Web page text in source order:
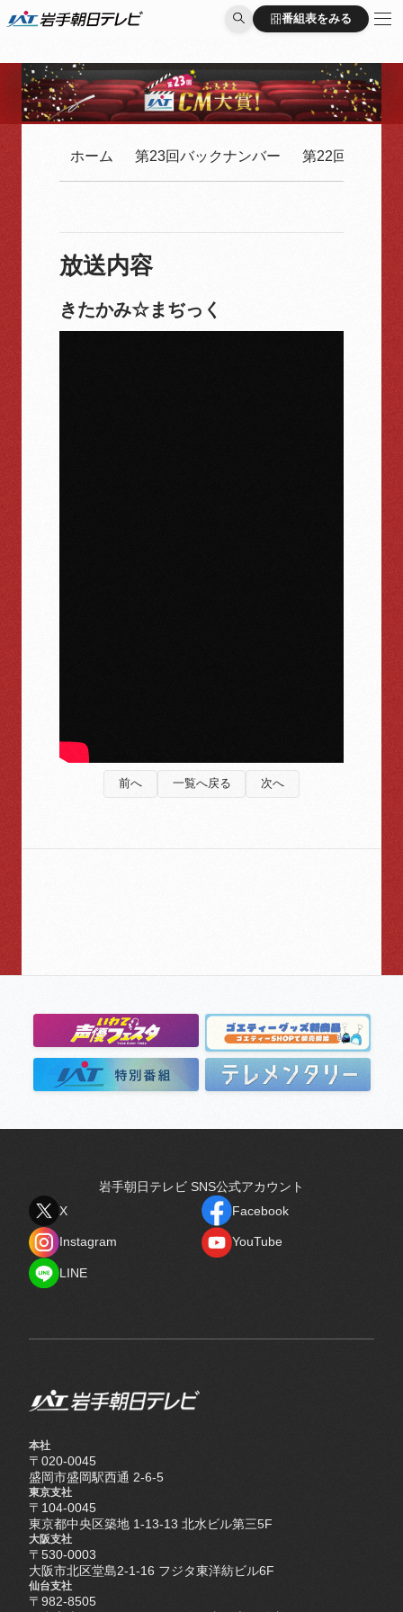
番組表をみる
番組表をみる
ホーム 第23回バックナンバー 第22回バック
放送内容
きたかみ☆まぢっく
前へ 一覧へ戻る 次へ
岩手朝日テレビ SNS公式アカウント
X
Facebook
Instagram
YouTube
LINE
本社
〒020-0045
盛岡市盛岡駅西通 2-6-5
東京支社
〒104-0045
東京都中央区築地 1-13-13 北水ビル第三5F
大阪支社
〒530-0003
大阪市北区堂島2-1-16 フジタ東洋紡ビル6F
仙台支社
〒982-8505